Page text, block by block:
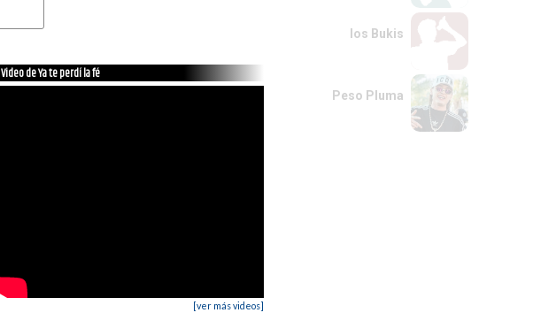
Video de Ya te perdí la fé
[ver más videos]
los Bukis
Peso Pluma